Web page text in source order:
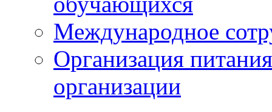
Международное
Организация
организации